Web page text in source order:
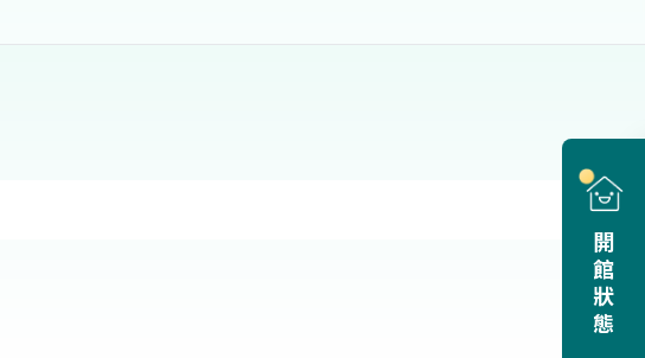
開館狀態